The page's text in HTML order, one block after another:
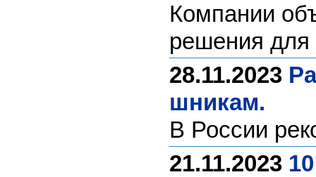
Компании
решения для
28.11.2023
шникам.
В России
21.11.2023